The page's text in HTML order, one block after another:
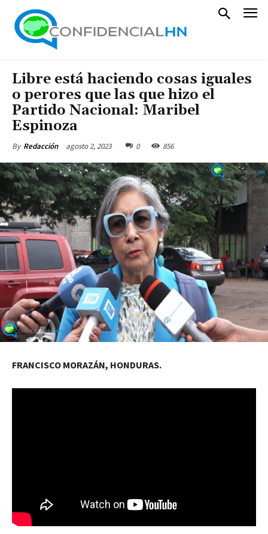
Libre está haciendo cosas iguales
o perores que las que hizo el
Partido Nacional: Maribel
Espinoza
By Redacción agosto 2, 2023 0 856
FRANCISCO MORAZÁN, HONDURAS.